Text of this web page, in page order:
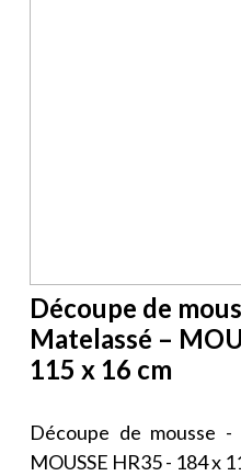
Découpe de
Matelassé –
115 x 16 cm
Découpe de mousse
MOUSSE HR35 - 184 x